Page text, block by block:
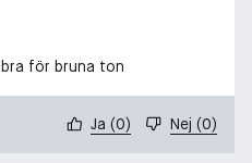
för bruna ton
Ja (0) Nej (0)